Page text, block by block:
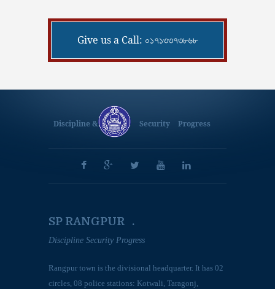
Give us a Call: ০১৭১৩৩৭৩৮৬৮
Discipline & Security Progress
SP RANGPUR .
Discipline Security Progress
Rangpur town is the divisional headquarter. It has 02
circles, 08 police stations: Kotwali, Taragonj,